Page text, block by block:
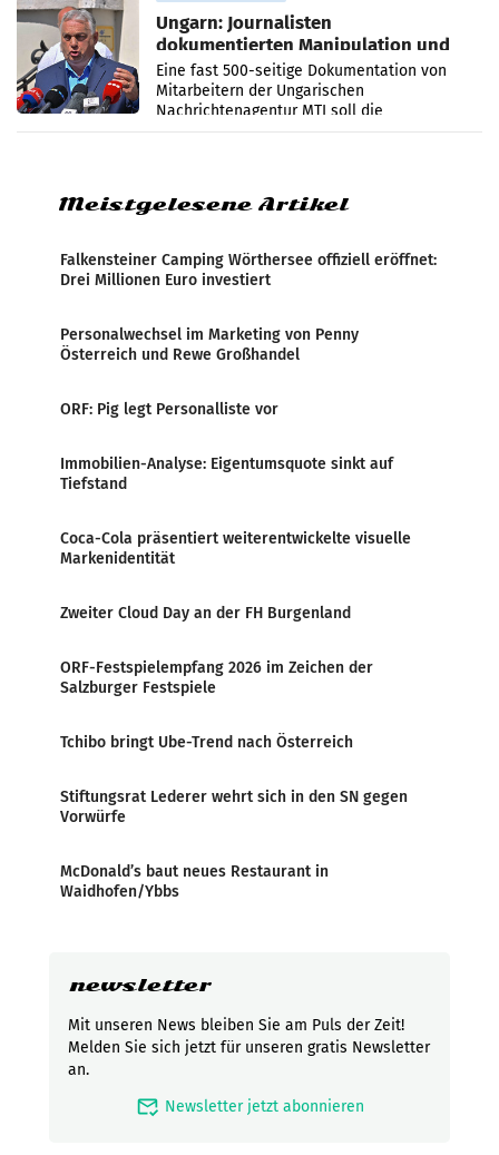
Ungarn: Journalisten
dokumentierten Manipulation und
Zensur
Eine fast 500-seitige Dokumentation von
Mitarbeitern der Ungarischen
Nachrichtenagentur MTI soll die
systematische Nachrichten-Manipulation und
Meistgelesene Artikel
Falkensteiner Camping Wörthersee offiziell eröffnet:
Drei Millionen Euro investiert
Personalwechsel im Marketing von Penny
Österreich und Rewe Großhandel
ORF: Pig legt Personalliste vor
Immobilien-Analyse: Eigentumsquote sinkt auf
Tiefstand
Coca-Cola präsentiert weiterentwickelte visuelle
Markenidentität
Zweiter Cloud Day an der FH Burgenland
ORF-Festspielempfang 2026 im Zeichen der
Salzburger Festspiele
Tchibo bringt Ube-Trend nach Österreich
Stiftungsrat Lederer wehrt sich in den SN gegen
Vorwürfe
McDonald’s baut neues Restaurant in
Waidhofen/Ybbs
newsletter
Mit unseren News bleiben Sie am Puls der Zeit!
Melden Sie sich jetzt für unseren gratis Newsletter
an.
mark_email_read Newsletter jetzt abonnieren